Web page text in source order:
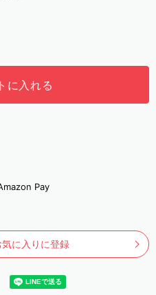
に入れる
Pay
に入りに登録